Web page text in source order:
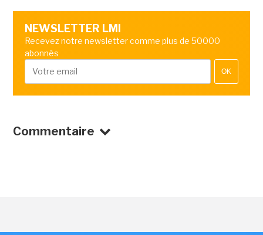
NEWSLETTER LMI
Recevez notre newsletter comme plus de 50000
abonnés
OK
Commentaire